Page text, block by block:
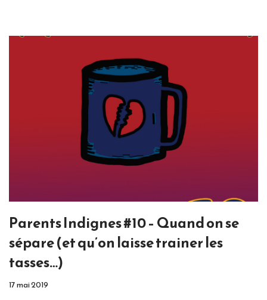
Parents Indignes #10 – Quand on se
sépare (et qu’on laisse trainer les
tasses…)
17 mai 2019